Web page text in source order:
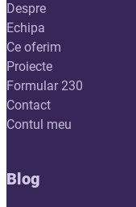
Despre
Echipa
Ce oferim
Proiecte
Formular 230
Contact
Contul meu
Blog